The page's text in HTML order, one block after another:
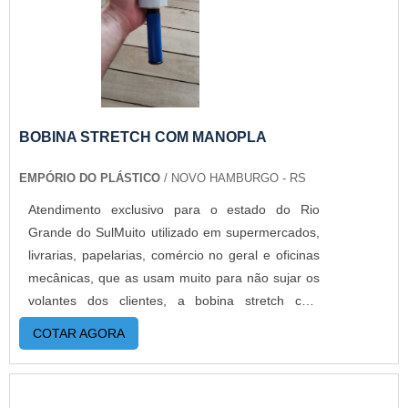
BOBINA STRETCH COM MANOPLA
EMPÓRIO DO PLÁSTICO / NOVO HAMBURGO - RS
Atendimento exclusivo para o estado do Rio
Grande do SulMuito utilizado em supermercados,
livrarias, papelarias, comércio no geral e oficinas
mecânicas, que as usam muito para não sujar os
volantes dos clientes, a bobina stretch com
manopla é indicada para estabelecimentos que
realizam o processo de arqueação de forma
manual através do uso do filme stretch que
COTAR AGORA